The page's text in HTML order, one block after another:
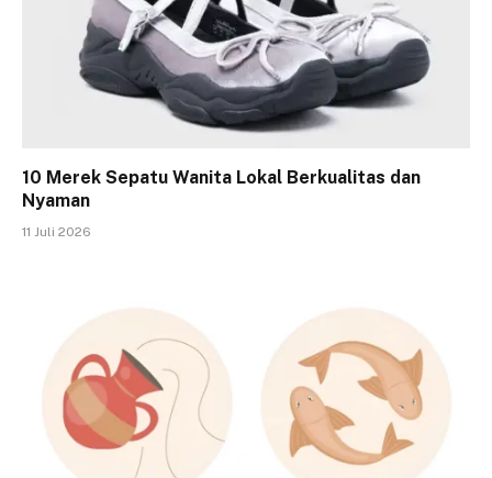
10 Merek Sepatu Wanita Lokal Berkualitas dan
Nyaman
11 Juli 2026